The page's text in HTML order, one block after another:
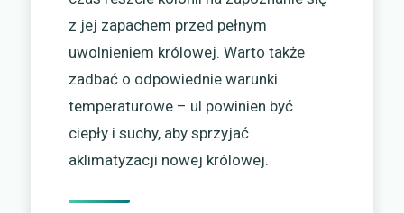
z jej zapachem przed pełnym
uwolnieniem królowej. Warto także
zadbać o odpowiednie warunki
temperaturowe – ul powinien być
ciepły i suchy, aby sprzyjać
aklimatyzacji nowej królowej.